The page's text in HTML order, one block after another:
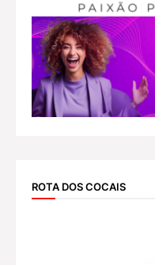
ROTA DOS COCAIS